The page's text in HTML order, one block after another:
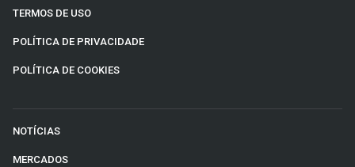
TERMOS DE USO
POLÍTICA DE PRIVACIDADE
POLÍTICA DE COOKIES
NOTÍCIAS
MERCADOS